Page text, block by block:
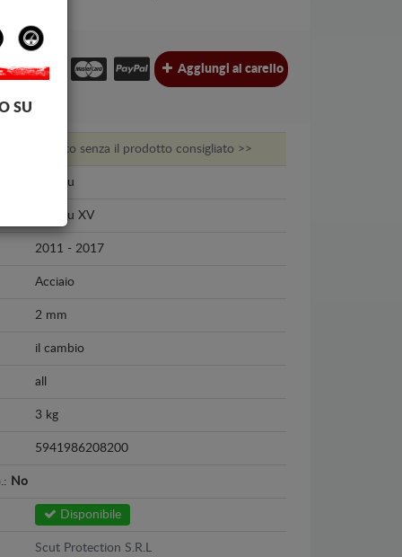
Aggiungi al carello
montato senza il prodotto consigliato >>
Subaru
Subaru XV
2011 - 2017
Acciaio
2 mm
il cambio
all
3 kg
5941986208200
No
Disponibile
Scut Protection S.R.L
SU